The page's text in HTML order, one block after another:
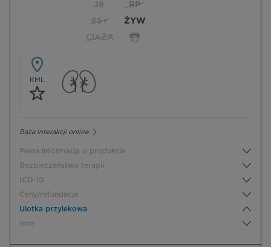
18
65+
CIĄŻA
RP
ŻYW
KML
Baza interakcji online
Pełna informacja o produkcie
Bezpieczeństwo terapii
ICD-10
Ceny/refundacja
Ulotka przylekowa
Inne